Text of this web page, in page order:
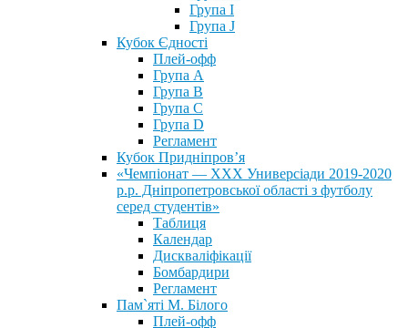
Група I
Група J
Кубок Єдності
Плей-офф
Група А
Група В
Група С
Група D
Регламент
Кубок Придніпров’я
«Чемпіонат — ХХХ Универсіади 2019-2020
р.р. Дніпропетровської області з футболу
серед студентів»
Таблиця
Календар
Дискваліфікації
Бомбардири
Регламент
Пам`яті М. Білого
Плей-офф